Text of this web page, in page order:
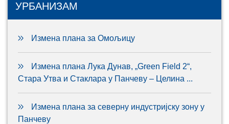
УРБАНИЗАМ
Измена плана за Омољицу
Измена плана Лука Дунав, „Green Field 2“,
Стара Утва и Стаклара у Панчеву – Целина ...
Измена плана за северну индустријску зону у
Панчеву